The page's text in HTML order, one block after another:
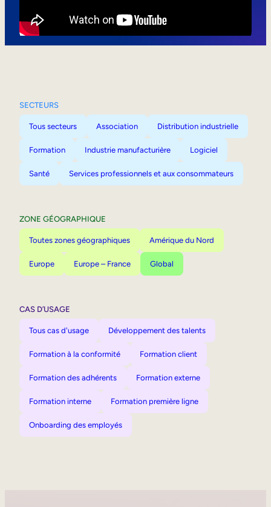
SECTEURS
Tous secteurs Association Distribution industrielle
Formation Industrie manufacturière Logiciel
Santé Services professionnels et aux consommateurs
ZONE GÉOGRAPHIQUE
Toutes zones géographiques Amérique du Nord
Europe Europe – France Global
CAS D’USAGE
Tous cas d'usage Développement des talents
Formation à la conformité Formation client
Formation des adhérents Formation externe
Formation interne Formation première ligne
Onboarding des employés